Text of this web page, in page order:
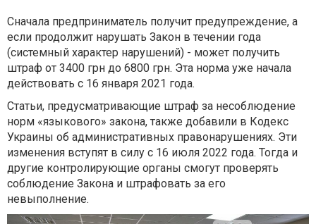
Сначала предприниматель получит предупреждение, а
если продолжит нарушать Закон в течении года
(системный характер нарушений) - может получить
штраф от 3400 грн до 6800 грн. Эта норма уже начала
действовать с 16 января 2021 года.
Статьи, предусматривающие штраф за несоблюдение
норм «языкового» закона, также добавили в Кодекс
Украины об административных правонарушениях. Эти
изменения вступят в силу с 16 июля 2022 года. Тогда и
другие контролирующие органы смогут проверять
соблюдение Закона и штрафовать за его
невыполнение.